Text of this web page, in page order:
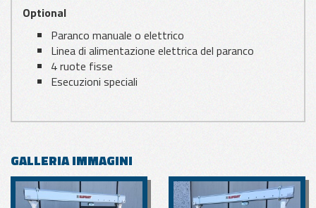
Optional
Paranco manuale o elettrico
Linea di alimentazione elettrica del paranco
4 ruote fisse
Esecuzioni speciali
GALLERIA IMMAGINI